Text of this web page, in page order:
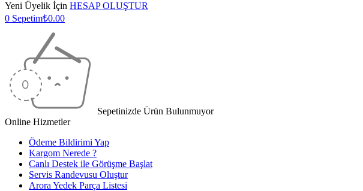
Yeni Üyelik İçin HESAP OLUŞTUR
0 Sepetim₺0.00
Sepetinizde Ürün Bulunmuyor
Online Hizmetler
Ödeme Bildirimi Yap
Kargom Nerede ?
Canlı Destek ile Görüşme Başlat
Servis Randevusu Oluştur
Arora Yedek Parça Listesi